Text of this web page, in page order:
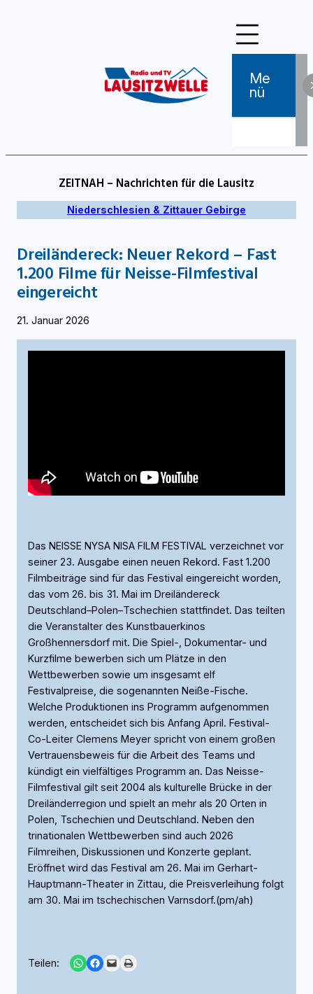
Me
Nü
ZEITNAH – Nachrichten für die Lausitz
Niederschlesien & Zittauer Gebirge
Dreiländereck: Neuer Rekord – Fast
1.200 Filme für Neisse-Filmfestival
eingereicht
21. Januar 2026
Das NEISSE NYSA NISA FILM FESTIVAL verzeichnet vor
seiner 23. Ausgabe einen neuen Rekord. Fast 1.200
Filmbeiträge sind für das Festival eingereicht worden,
das vom 26. bis 31. Mai im Dreiländereck
Deutschland–Polen–Tschechien stattfindet. Das teilten
die Veranstalter des Kunstbauerkinos
Großhennersdorf mit. Die Spiel-, Dokumentar- und
Kurzfilme bewerben sich um Plätze in den
Wettbewerben sowie um insgesamt elf
Festivalpreise, die sogenannten Neiße-Fische.
Welche Produktionen ins Programm aufgenommen
werden, entscheidet sich bis Anfang April. Festival-
Co-Leiter Clemens Meyer spricht von einem großen
Vertrauensbeweis für die Arbeit des Teams und
kündigt ein vielfältiges Programm an. Das Neisse-
Filmfestival gilt seit 2004 als kulturelle Brücke in der
Dreiländerregion und spielt an mehr als 20 Orten in
Polen, Tschechien und Deutschland. Neben den
trinationalen Wettbewerben sind auch 2026
Filmreihen, Diskussionen und Konzerte geplant.
Eröffnet wird das Festival am 26. Mai im Gerhart-
Hauptmann-Theater in Zittau, die Preisverleihung folgt
am 30. Mai im tschechischen Varnsdorf.(pm/ah)
Teilen: Share on WhatsApp
Share on Facebook
Email this PagePrint this Page